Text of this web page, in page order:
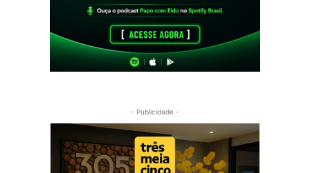
- Publicidade -